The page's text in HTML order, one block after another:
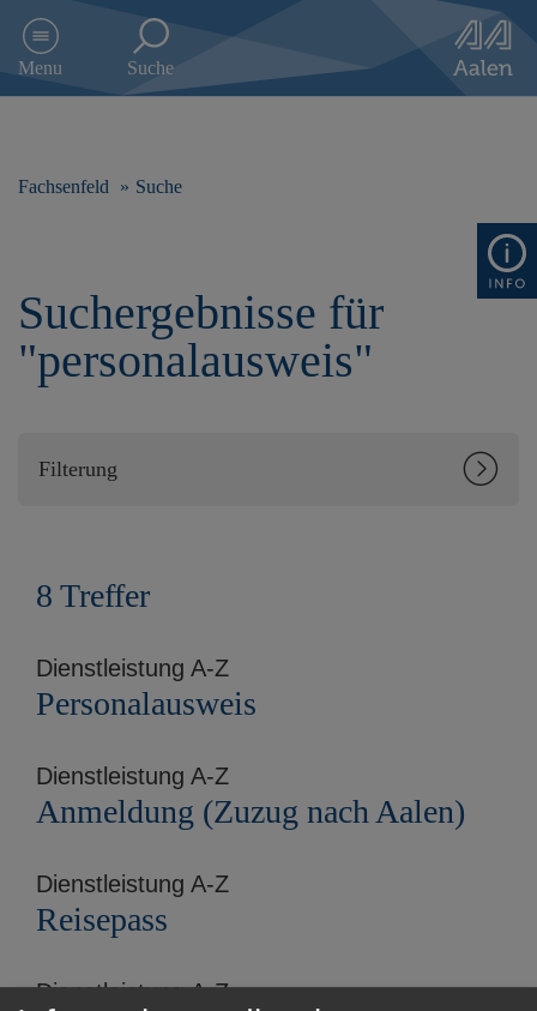
e
Menu Suche
Fachsenfeld Suche
Suchergebnisse für
"personalausweis"
Filterung
8 Treffer
Dienstleistung A-Z
Personalausweis
Dienstleistung A-Z
Anmeldung (Zuzug nach Aalen)
Dienstleistung A-Z
Reisepass
Dienstleistung A-Z